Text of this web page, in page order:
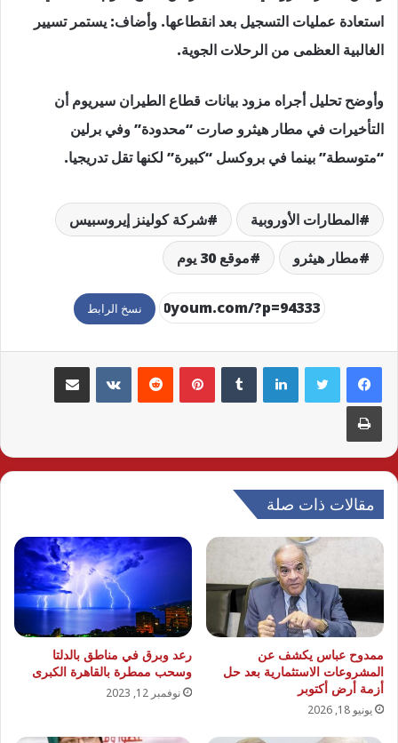
استعادة عمليات التسجيل بعد انقطاعها. وأضاف: يستمر تسيير
الغالبية العظمى من الرحلات الجوية.
وأوضح تحليل أجراه مزود بيانات قطاع الطيران سيريوم أن
التأخيرات في مطار هيثرو صارت “محدودة” وفي برلين
“متوسطة” بينما في بروكسل “كبيرة” لكنها تقل تدريجيا.
المطارات الأوروبية
شركة كولينز إيروسبيس
مطار هيثرو
موقع 30 يوم
نسخ الرابط
لينكدإن بينتيريست مشاركة عبر البريد
طباعة
مقالات ذات صلة
ممدوح عباس يكشف عن
المشروعات الاستثمارية بعد حل
أزمة أرض أكتوبر
يونيو 18, 2026
رعد وبرق في مناطق بالدلتا
وسحب ممطرة بالقاهرة الكبرى
نوفمبر 12, 2023